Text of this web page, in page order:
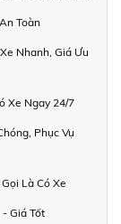
Toàn
Nhanh, Giá Ưu
Xe Ngay 24/7
Phục Vụ
Là Có Xe
- Giá Tốt